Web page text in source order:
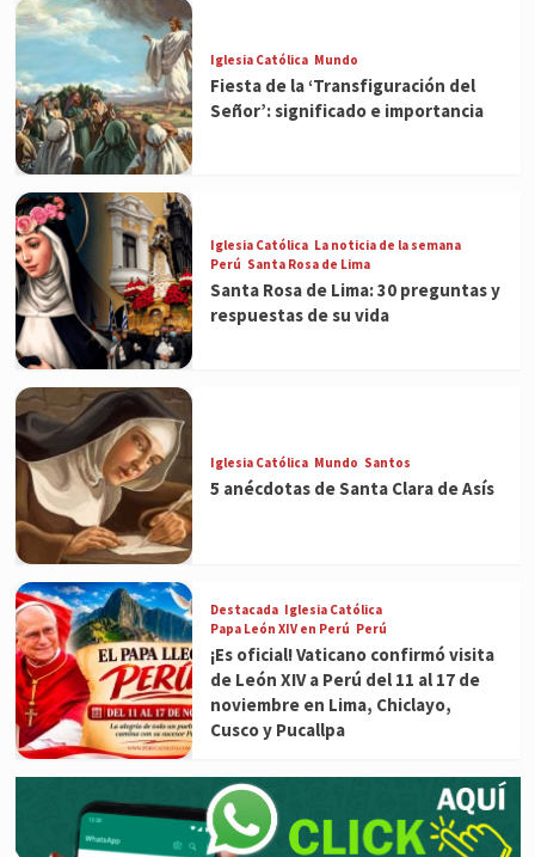
Iglesia Católica Mundo
Fiesta de la ‘Transfiguración del
Señor’: significado e importancia
Iglesia Católica La noticia de la semana
Perú Santa Rosa de Lima
Santa Rosa de Lima: 30 preguntas y
respuestas de su vida
Iglesia Católica Mundo Santos
5 anécdotas de Santa Clara de Asís
Destacada Iglesia Católica
Papa León XIV en Perú Perú
¡Es oficial! Vaticano confirmó visita
de León XIV a Perú del 11 al 17 de
noviembre en Lima, Chiclayo,
Cusco y Pucallpa